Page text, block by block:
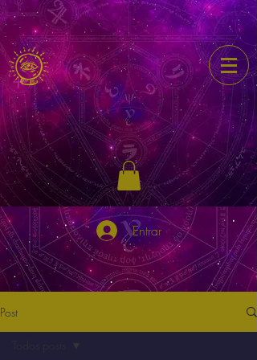
Entrar
Post